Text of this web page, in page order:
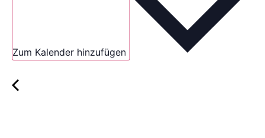
Zum Kalender hinzufügen